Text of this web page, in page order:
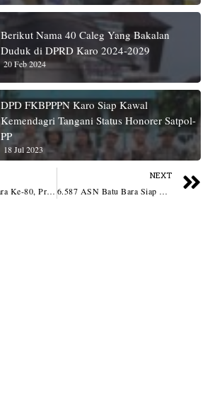
Berikut Nama 40 Caleg Yang Bakalan
Duduk di DPRD Karo 2024-2029
20 Feb 2024
DPD FKBPPPN Karo Siap Kawal
Kemendagri Tangani Status Honorer Satpol-
PP
18 Jul 2023
Hari Bhayangkara Ke-80, Presiden Prabowo Ingatkan Polri Jaga Kepercayaan Rakyat
NEXT
6.587 ASN Batu Bara Siap Dikelola Berbasis Kompetensi Untuk Percepatan Pembangunan